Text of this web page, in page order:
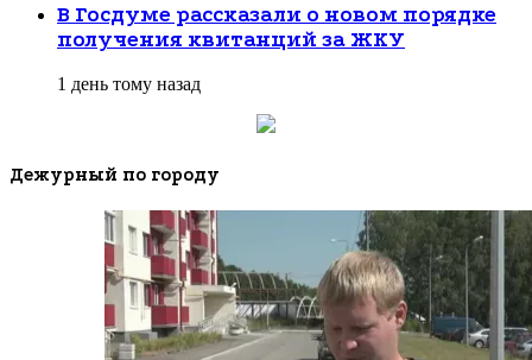
В Госдуме рассказали о новом порядке
получения квитанций за ЖКУ
1 день тому назад
Дежурный по городу